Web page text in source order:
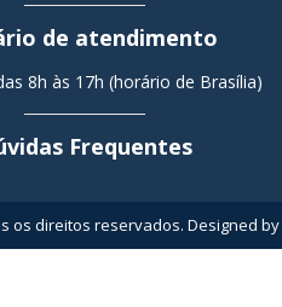
de atendimento
8h às 17h (horário de Brasília)
Frequentes
os direitos reservados. Designed by